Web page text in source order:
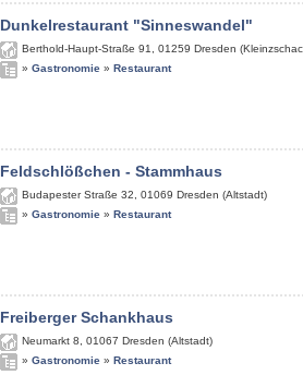
Dunkelrestaurant "Sinneswandel"
Berthold-Haupt-Straße 91 01259 Dresden
» Gastronomie » Restaurant
Feldschlößchen - Stammhaus
Budapester Straße 32 01069 Dresden (Altstadt)
» Gastronomie » Restaurant
Freiberger Schankhaus
Neumarkt 8 01067 Dresden (Altstadt)
» Gastronomie » Restaurant